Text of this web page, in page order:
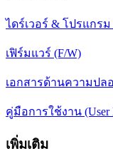
ไดร์เวอร์ & โปรแกรม
เฟิร์มแวร์ (F/W)
เอกสารด้านความปล
คู่มือการใช้งาน (User
เพิ่มเติม